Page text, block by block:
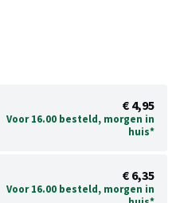
€ 4,95
Voor 16.00 besteld, morgen in
huis*
€ 6,35
Voor 16.00 besteld, morgen in